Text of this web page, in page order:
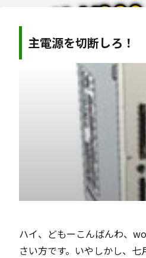
主電源を切断しろ！
ハイ、どもーこんばんわ、
さい方です。いやしかし、